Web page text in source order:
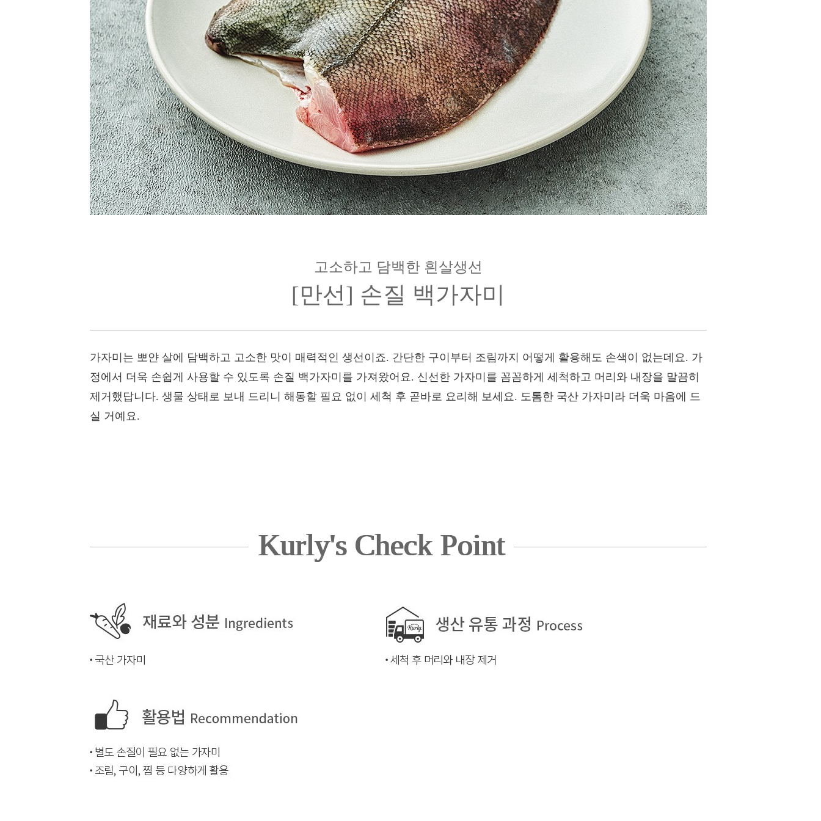
고소하고 담백한 흰살생선
[만선] 손질 백가자미
가자미는 뽀얀 살에 담백하고 고소한 맛이 매력적인 생선이죠. 간단한 구이부터 조림까지 어떻게 활용해도 손색이 없는데요. 가
정에서 더욱 손쉽게 사용할 수 있도록 손질 백가자미를 가져왔어요. 신선한 가자미를 꼼꼼하게 세척하고 머리와 내장을 말끔히
제거했답니다. 생물 상태로 보내 드리니 해동할 필요 없이 세척 후 곧바로 요리해 보세요. 도톰한 국산 가자미라 더욱 마음에 드
실 거예요.
Kurly's Check Point